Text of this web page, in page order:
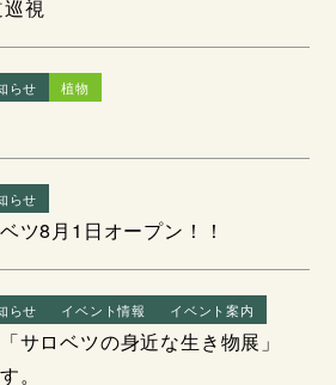
視
らせ 植物
らせ
ツ8月1日オープン！！
らせ イベント情報 イベント案内
サロベツの身近な生き物展」
。